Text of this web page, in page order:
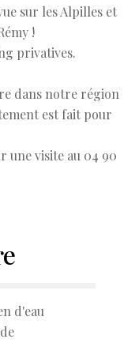
sur les Alpilles et
!
privatives.
dans notre région
est fait pour
une visite au 04 90
d'eau